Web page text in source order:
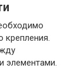
крепления.
элементами.